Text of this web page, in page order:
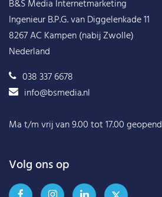
B&S Media Internetmarketing
Ingenieur B.P.G. van Diggelenkade 11
8267 AC Kampen (nabij Zwolle)
Nederland
038 337 6678
info@bsmedia.nl
Ma t/m vrij van 9.00 tot 17.00 geopend
Volg ons op